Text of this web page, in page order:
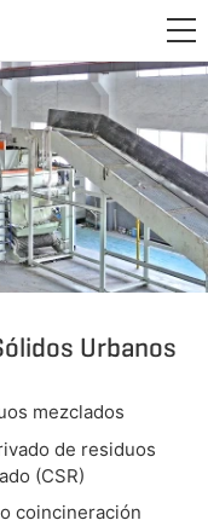

Urbanos
mezclados
de residuos
(CSR)
coincineración